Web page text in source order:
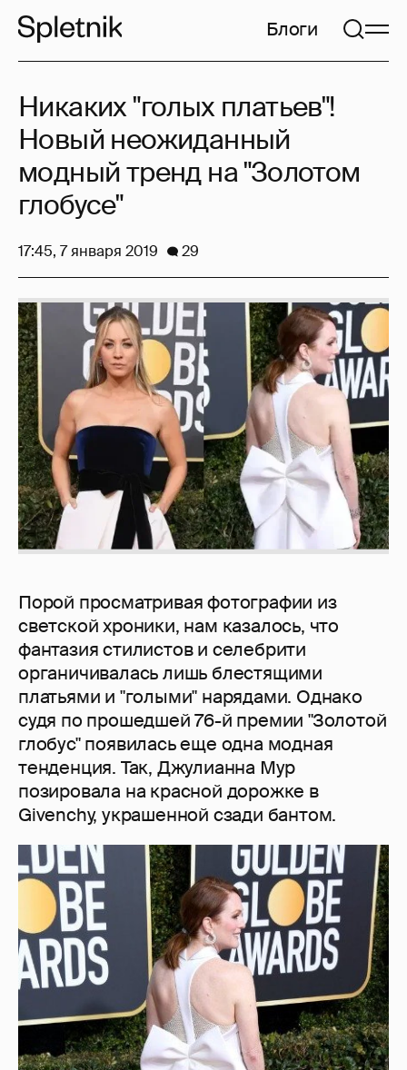
Блоги
Порой просматривая фотографии из
светской хроники, нам казалось, что
фантазия стилистов и селебрити
органичивалась лишь блестящими
платьями и "голыми" нарядами. Однако
судя по прошедшей 76-й премии "Золотой
глобус" появилась еще одна модная
тенденция. Так, Джулианна Мур
позировала на красной дорожке в
Givenchy, украшенной сзади бантом.
Никаких "голых платьев"!
Новый неожиданный
модный тренд на "Золотом
глобусе"
17:45, 7 января 2019 29